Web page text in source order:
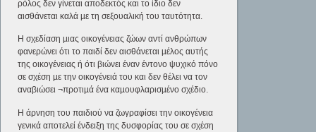
ρόλος δεν γίνεται αποδεκτός και το ίδιο δεν
αισθάνεται καλά µε τη σεξουαλική του ταυτότητα.
Η σχεδίαση µιας οικογένειας ζώων αντί ανθρώπων
φανερώνει ότι το παιδί δεν αισθάνεται µέλος αυτής
της οικογένειας ή ότι βιώνει έναν έντονο ψυχικό πόνο
σε σχέση µε την οικογένειά του και δεν θέλει να τον
αναβιώσει ¬προτιµά ένα καµουφλαρισµένο σχέδιο.
Η άρνηση του παιδιού να ζωγραφίσει την οικογένεια
γενικά αποτελεί ένδειξη της δυσφορίας του σε σχέση